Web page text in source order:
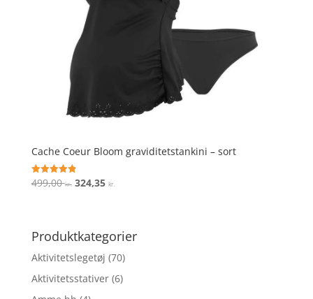
Cache Coeur Bloom graviditetstankini – sort
Vurderet
4.9
499,00kr. Den
var:
499,00 kr..
324,35 kr.
er:
Produktkategorier
Aktivitetslegetøj (70)
Aktivitetsstativer (6)